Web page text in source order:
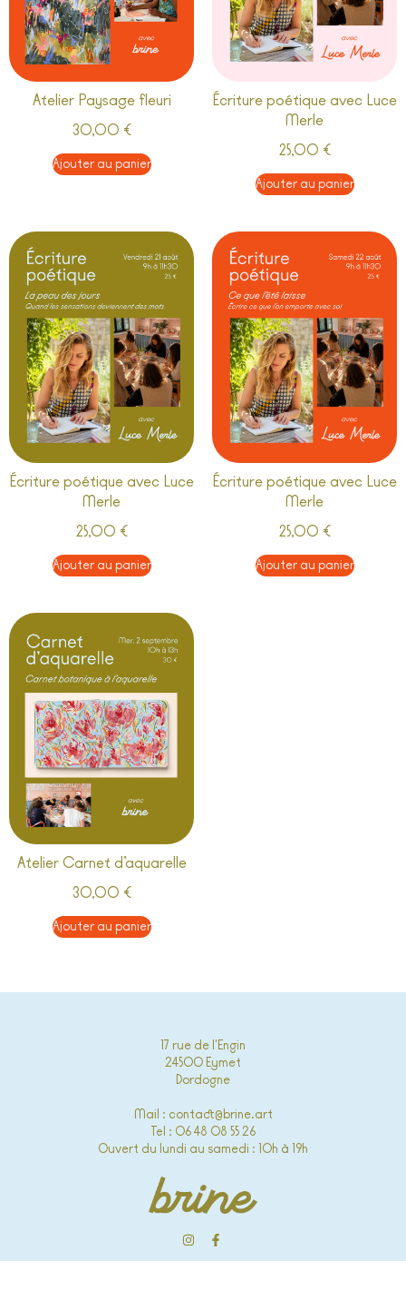
Atelier Paysage fleuri
30,00 €
Ajouter au panier
Écriture poétique avec Luce
Merle
25,00 €
Ajouter au panier
Écriture poétique avec Luce
Merle
25,00 €
Ajouter au panier
Écriture poétique avec Luce
Merle
25,00 €
Ajouter au panier
Atelier Carnet d’aquarelle
30,00 €
Ajouter au panier
17 rue de l'Engin
24500 Eymet
Dordogne
Mail : contact@brine.art
Tel : 06 48 08 55 26
Ouvert du lundi au samedi : 10h à 19h